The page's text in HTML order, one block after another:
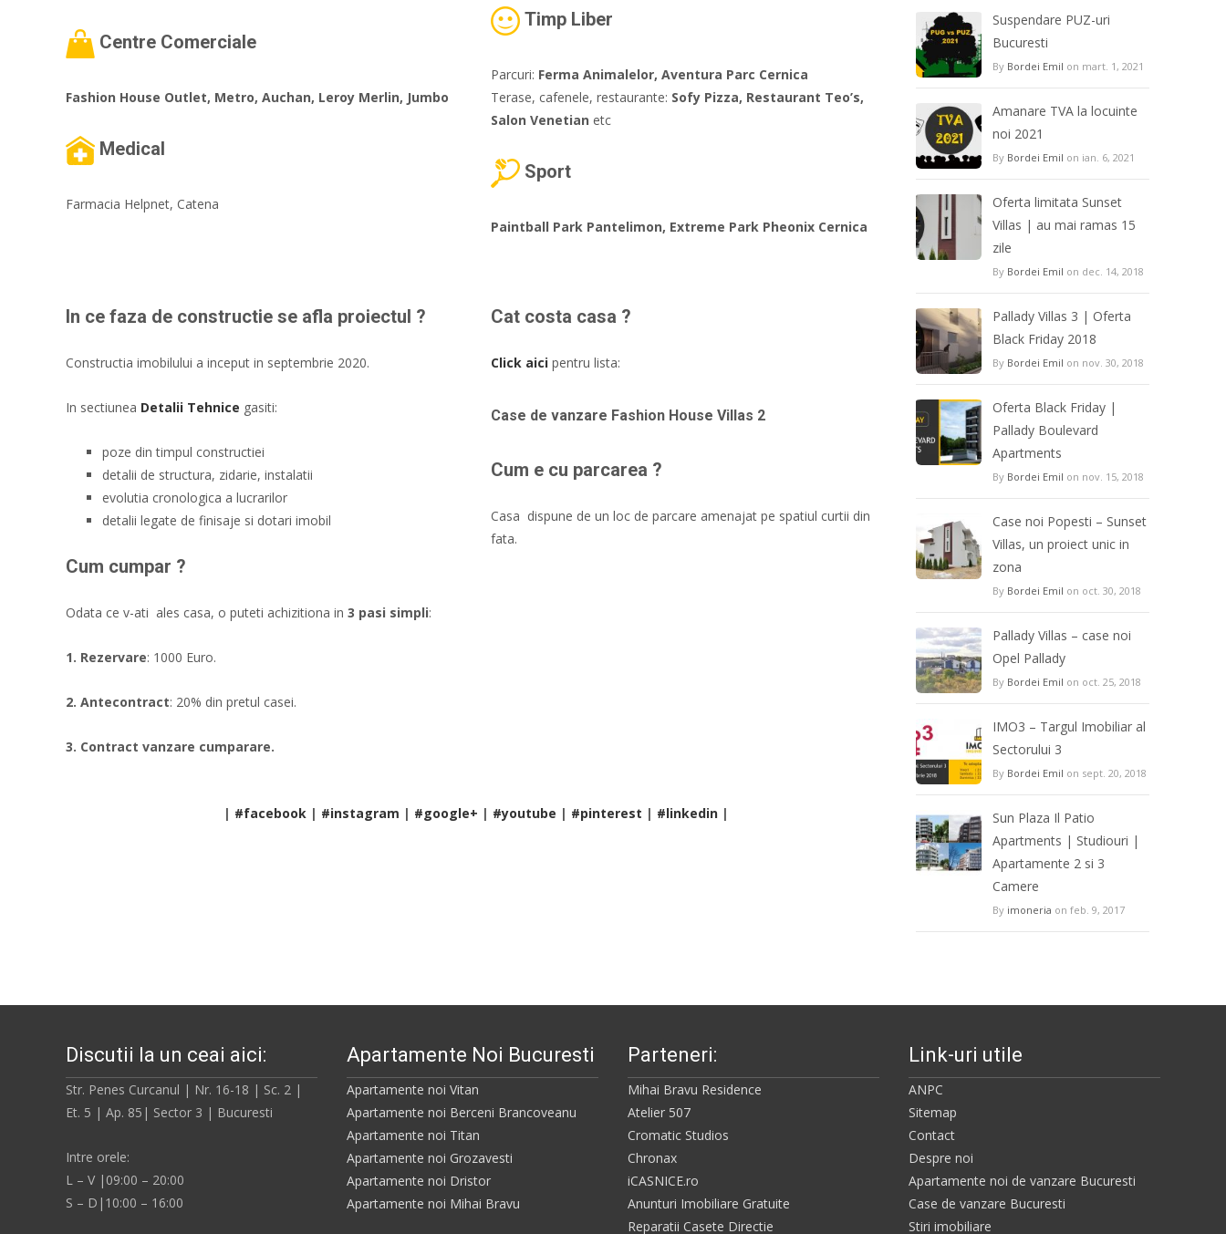
Centre Comerciale
Fashion House Outlet, Metro, Auchan, Leroy Merlin, Jumbo
Medical
Farmacia Helpnet, Catena
Timp Liber
Parcuri: Ferma Animalelor, Aventura Parc Cernica
Terase, cafenele, restaurante: Sofy Pizza, Restaurant Teo’s,
Salon Venetian etc
Sport
Paintball Park Pantelimon, Extreme Park Pheonix Cernica
In ce faza de constructie se afla proiectul ?
Constructia imobilului a inceput in septembrie 2020.
In sectiunea Detalii Tehnice gasiti:
poze din timpul constructiei
detalii de structura, zidarie, instalatii
evolutia cronologica a lucrarilor
detalii legate de finisaje si dotari imobil
Cum cumpar ?
Odata ce v-ati ales casa, o puteti achizitiona in 3 pasi simpli:
1. Rezervare: 1000 Euro.
2. Antecontract: 20% din pretul casei.
3. Contract vanzare cumparare.
Cat costa casa ?
Click aici pentru lista:
Case de vanzare Fashion House Villas 2
Cum e cu parcarea ?
Casa dispune de un loc de parcare amenajat pe spatiul curtii din
fata.
| #facebook | #instagram | #google+ | #youtube | #pinterest | #linkedin |
Suspendare PUZ-uri
Bucuresti
By Bordei Emil on mart. 1, 2021
Amanare TVA la locuinte
noi 2021
By Bordei Emil on ian. 6, 2021
Oferta limitata Sunset
Villas | au mai ramas 15
zile
By Bordei Emil on dec. 14, 2018
Pallady Villas 3 | Oferta
Black Friday 2018
By Bordei Emil on nov. 30, 2018
Oferta Black Friday |
Pallady Boulevard
Apartments
By Bordei Emil on nov. 15, 2018
Case noi Popesti – Sunset
Villas, un proiect unic in
zona
By Bordei Emil on oct. 30, 2018
Pallady Villas – case noi
Opel Pallady
By Bordei Emil on oct. 25, 2018
IMO3 – Targul Imobiliar al
Sectorului 3
By Bordei Emil on sept. 20, 2018
Sun Plaza Il Patio
Apartments | Studiouri |
Apartamente 2 si 3
Camere
By imoneria on feb. 9, 2017
Discutii la un ceai aici:
Str. Penes Curcanul | Nr. 16-18 | Sc. 2 |
Et. 5 | Ap. 85| Sector 3 | Bucuresti
Intre orele:
L – V |09:00 – 20:00
S – D|10:00 – 16:00
Apartamente Noi Bucuresti
Apartamente noi Vitan
Apartamente noi Berceni Brancoveanu
Apartamente noi Titan
Apartamente noi Grozavesti
Apartamente noi Dristor
Apartamente noi Mihai Bravu
Parteneri:
Mihai Bravu Residence
Atelier 507
Cromatic Studios
Chronax
iCASNICE.ro
Anunturi Imobiliare Gratuite
Reparatii Casete Directie
Link-uri utile
ANPC
Sitemap
Contact
Despre noi
Apartamente noi de vanzare Bucuresti
Case de vanzare Bucuresti
Stiri imobiliare